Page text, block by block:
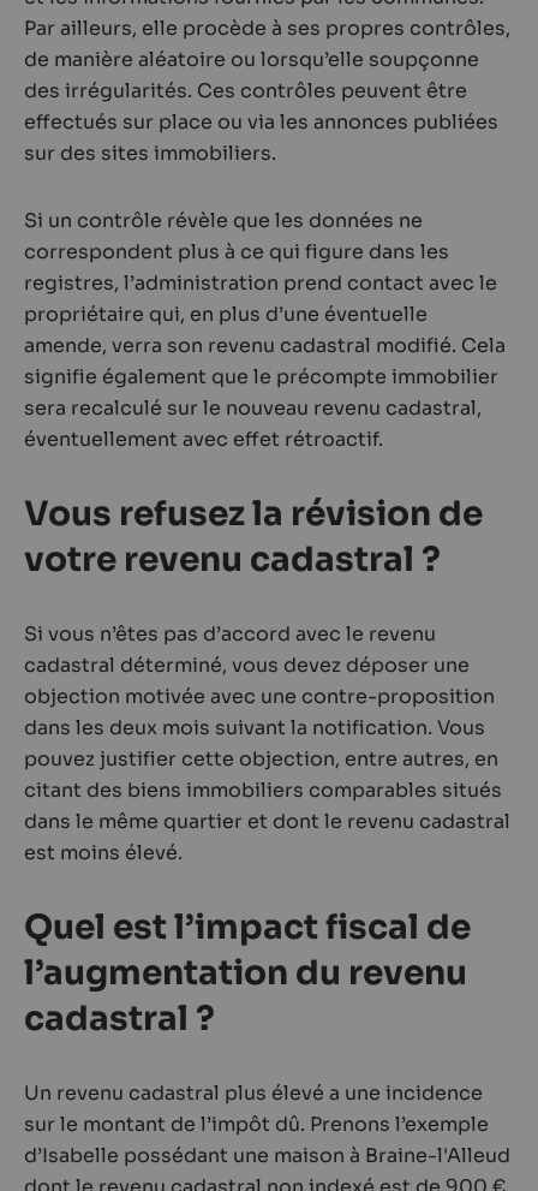
Par ailleurs, elle procède à ses propres contrôles,
de manière aléatoire ou lorsqu’elle soupçonne
des irrégularités. Ces contrôles peuvent être
effectués sur place ou via les annonces publiées
sur des sites immobiliers.
Si un contrôle révèle que les données ne
correspondent plus à ce qui figure dans les
registres, l’administration prend contact avec le
propriétaire qui, en plus d’une éventuelle
amende, verra son revenu cadastral modifié. Cela
signifie également que le précompte immobilier
sera recalculé sur le nouveau revenu cadastral,
éventuellement avec effet rétroactif.
Vous refusez la révision de
votre revenu cadastral ?
Si vous n’êtes pas d’accord avec le revenu
cadastral déterminé, vous devez déposer une
objection motivée avec une contre-proposition
dans les deux mois suivant la notification. Vous
pouvez justifier cette objection, entre autres, en
citant des biens immobiliers comparables situés
dans le même quartier et dont le revenu cadastral
est moins élevé.
Quel est l’impact fiscal de
l’augmentation du revenu
cadastral ?
Un revenu cadastral plus élevé a une incidence
sur le montant de l’impôt dû. Prenons l’exemple
d’Isabelle possédant une maison à Braine-l'Alleud